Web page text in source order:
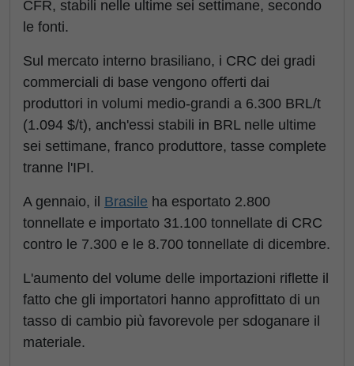
CFR, stabili nelle ultime sei settimane, secondo
le fonti.
Sul mercato interno brasiliano, i CRC dei gradi
commerciali di base vengono offerti dai
produttori in volumi medio-grandi a 6.300 BRL/t
(1.094 $/t), anch'essi stabili in BRL nelle ultime
sei settimane, franco produttore, tasse complete
tranne l'IPI.
A gennaio, il Brasile ha esportato 2.800
tonnellate e importato 31.100 tonnellate di CRC
contro le 7.300 e le 8.700 tonnellate di dicembre.
L'aumento del volume delle importazioni riflette il
fatto che gli importatori hanno approfittato di un
tasso di cambio più favorevole per sdoganare il
materiale.